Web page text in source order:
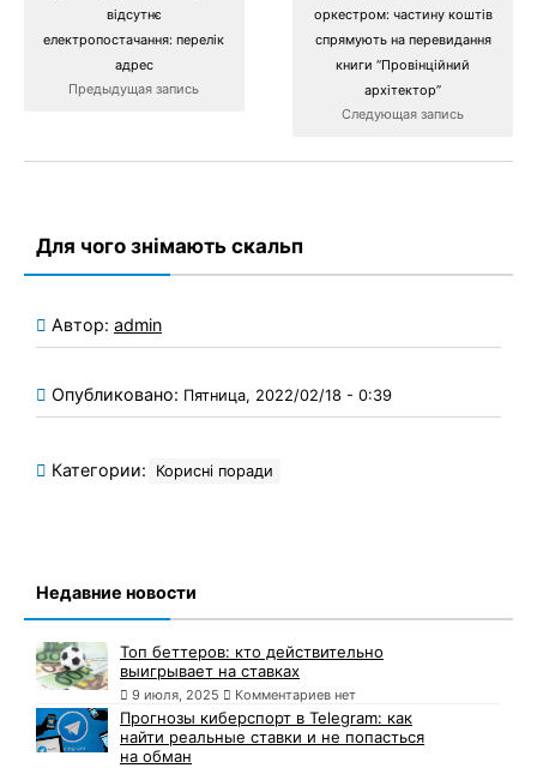
відсутнє
електропостачання: перелік
адрес
Предыдущая запись
оркестром: частину коштів
спрямують на перевидання
книги “Провінційний
архітектор”
Следующая запись
Для чого знімають скальп
Автор: admin
Опубликовано: Пятница, 2022/02/18 - 0:39
Категории: Корисні поради
Недавние новости
Топ беттеров: кто действительно
выигрывает на ставках
9 июля, 2025 Комментариев нет
Прогнозы киберспорт в Telegram: как
найти реальные ставки и не попасться
на обман